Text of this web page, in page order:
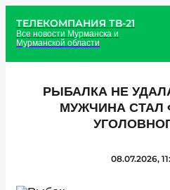
ТЕЛЕКОМПАНИЯ ТВ-21
Все новости Мурманска и
Мурманской области
РЫБАЛКА НЕ
МУЖЧИНА СТАЛ
08.07.2026,